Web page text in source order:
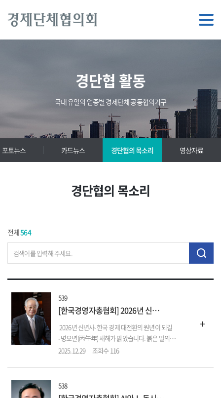
경단협 활동
국내 유일의 업종별 경제단체 공동협의기구
포토뉴스 카드뉴스 경단협의 목소리 영상자료
경단협의 목소리
전체564
539
[한국경영자총협회] 2026년 신년사
2026년 신년사- 한국 경제 대전환의 원년이 되길
- 병오년(丙午年) 새해가 밝았습니다. 붉은 말의
힘찬 기운이 여러분 모두의 가정에 건강과 행복을
했습니다. 연초부터 계속된 정국 혼란과 미국발
관세인상, 고환율 등으로 경제 불확실성이
확대됐습니다. 내수도 좀처럼 회복되지 못하고 ...
2025.12.29 조회수 116
+
538